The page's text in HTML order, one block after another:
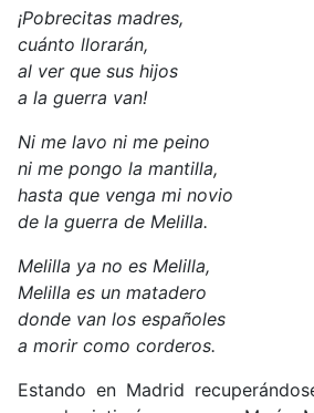
¡Pobrecitas madres,
cuánto llorarán,
al ver que sus hijos
a la guerra van!
Ni me lavo ni me peino
ni me pongo la mantilla,
hasta que venga mi novio
de la guerra de Melilla.
Melilla ya no es Melilla,
Melilla es un matadero
donde van los españoles
a morir como corderos.
Estando en Madrid